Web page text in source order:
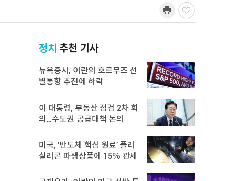
정치 추천 기사
뉴욕증시, 이란의 호르무즈 선
별통항 추진에 하락
이 대통령, 부동산 점검 2차 회
의…수도권 공급대책 논의
미국, '반도체 핵심 원료' 폴리
실리콘 파생상품에 15％ 관세